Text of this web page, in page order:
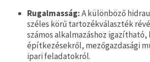
Rugalmasság:A különböző
széles körű tartozékválaszték
számos alkalmazáshoz igazítható,
építkezésekről, mezőgazdasági
ipari feladatokról.